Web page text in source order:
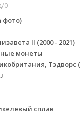
0
фото)
II (2000 - 2021)
монеты
Тэдворс
сплав